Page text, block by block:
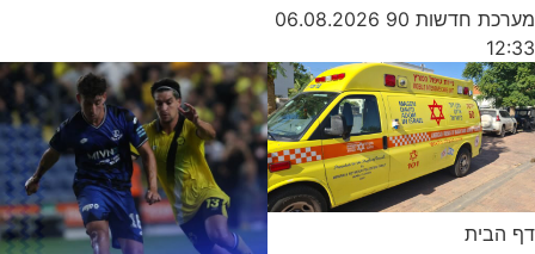
מערכת חדשות 90
06.08.2026
12:33
דף הבית